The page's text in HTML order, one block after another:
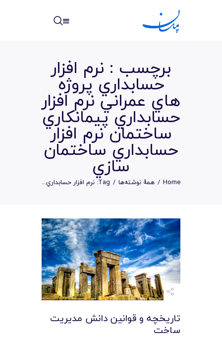
برچسب : نرم افزار
حسابداري پروژه
هاي عمراني نرم افزار
حسابداري پيمانکاري
ساختمان نرم افزار
حسابداري ساختمان
سازي
Home همهٔ نوشته‌ها Tag: نرم افزار حسابداري...
خانه
نوشته ها
مرکز آموزش
امکانات
لیست قیمت محصولات
تاريخچه و قوانين دانش مديريت
ساخت